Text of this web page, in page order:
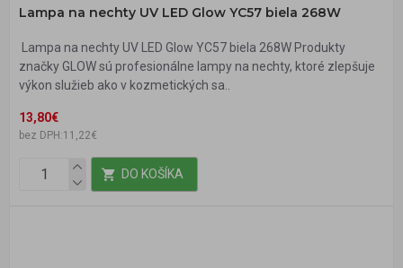
Lampa na nechty UV LED Glow YC57 biela 268W
Lampa na nechty UV LED Glow YC57 biela 268W Produkty
značky GLOW sú profesionálne lampy na nechty, ktoré zlepšuje
výkon služieb ako v kozmetických sa..
13,80€
bez DPH:11,22€
DO KOŠÍKA